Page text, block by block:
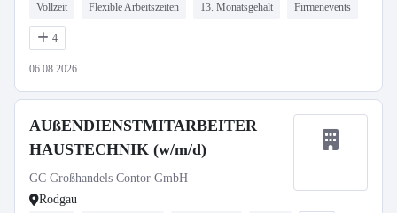
Vollzeit Flexible Arbeitszeiten 13. Monatsgehalt Firmenevents
4
06.08.2026
AUßENDIENSTMITARBEITER
HAUSTECHNIK (w/m/d)
GC Großhandels Contor GmbH
Rodgau